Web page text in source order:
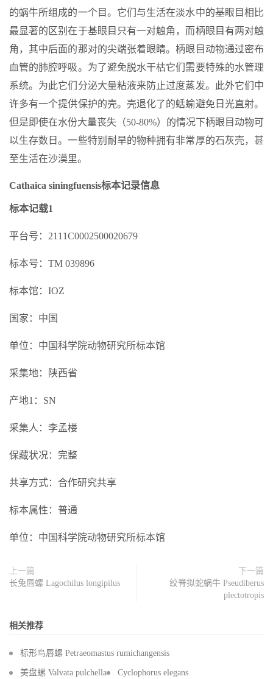
的蜗牛所组成的一个目。它们与生活在淡水中的基眼目相比
最显著的区别在于基眼目只有一对触角，而柄眼目有两对触
角，其中后面的那对的尖端张着眼睛。柄眼目动物通过密布
血管的肺腔呼吸。为了避免脱水干枯它们需要特殊的水管理
系统。为此它们分泌大量粘液来防止过度蒸发。此外它们中
许多有一个提供保护的壳。壳退化了的蛞蝓避免日光直射。
但是即使在水份大量丧失（50-80%）的情况下柄眼目动物可
以生存数日。一些特别耐旱的物种拥有非常厚的石灰壳，甚
至生活在沙漠里。
Cathaica siningfuensis标本记录信息
标本记载1
平台号：2111C0002500020679
标本号：TM 039896
标本馆：IOZ
国家：中国
单位：中国科学院动物研究所标本馆
采集地：陕西省
产地1：SN
采集人：李孟楼
保藏状况：完整
共享方式：合作研究共享
标本属性：普通
单位：中国科学院动物研究所标本馆
上一篇
长兔唇螺 Lagochilus longipilus
下一篇
绞脊拟蛇蜗牛 Pseudiberus
plectotropis
相关推荐
标形鸟唇螺 Petraeomastus rumichangensis
美盘螺 Valvata pulchella Cyclophorus elegans